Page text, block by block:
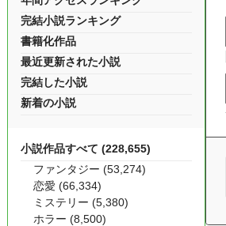
完結小説ランキング
書籍化作品
最近更新された小説
完結した小説
新着の小説
小説作品すべて (228,655)
ファンタジー (53,274)
恋愛 (66,334)
ミステリー (5,380)
ホラー (8,500)